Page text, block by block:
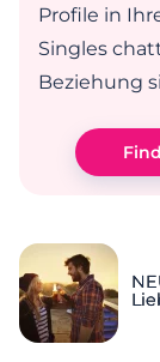
Profile in
Singles
Beziehung